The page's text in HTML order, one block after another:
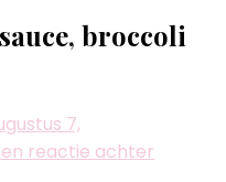
broccoli
7,
reactie achter